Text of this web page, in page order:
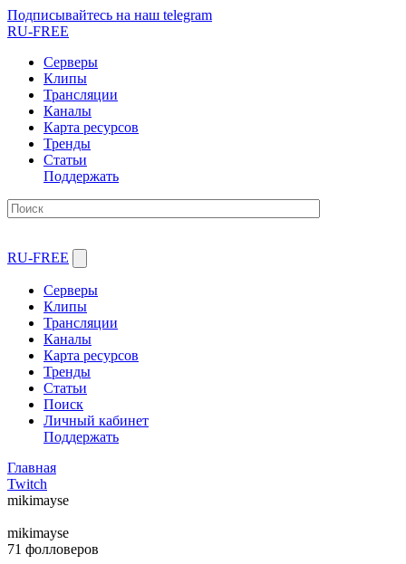
Подписывайтесь на наш telegram
RU-FREE
Серверы
Клипы
Трансляции
Каналы
Карта ресурсов
Тренды
Статьи
Поддержать
RU-FREE
Серверы
Клипы
Трансляции
Каналы
Карта ресурсов
Тренды
Статьи
Поиск
Личный кабинет
Поддержать
Главная
Twitch
mikimayse
mikimayse
71 фолловеров